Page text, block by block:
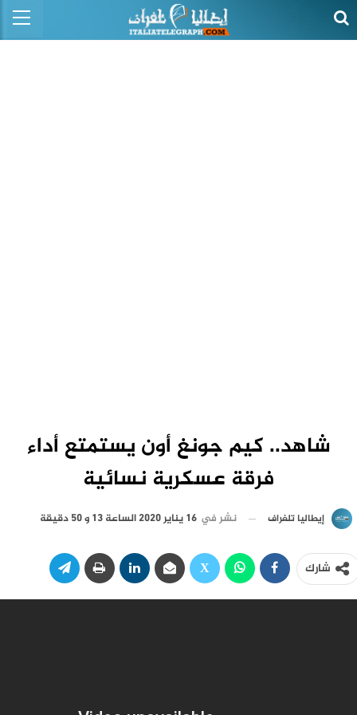
شاهد.. كيم جونغ أون يستمتع أداء
فرقة عسكرية نسائية
إيطاليا تلغراف نشر في 16 يناير 2020 الساعة 13 و 50 دقيقة
شارك